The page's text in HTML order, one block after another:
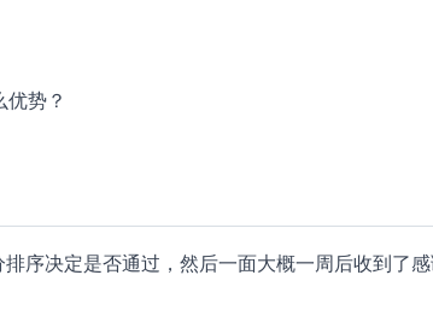
势？
序决定是否通过，然后一面大概一周后收到了